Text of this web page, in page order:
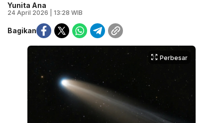
Yunita Ana
24 April 2026 | 13:28 WIB
Bagikan
Perbesar